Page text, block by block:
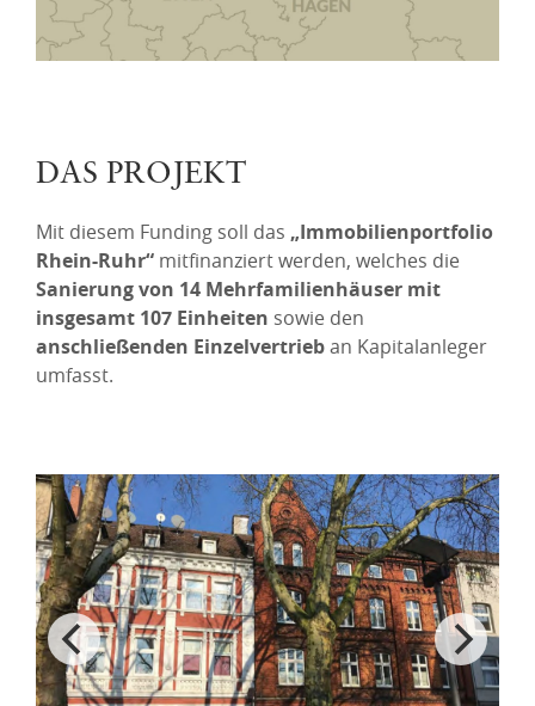
DAS PROJEKT
Mit diesem Funding soll das „Immobilienportfolio
Rhein-Ruhr“ mitfinanziert werden, welches die
Sanierung von 14 Mehrfamilienhäuser mit
insgesamt 107 Einheiten sowie den
anschließenden Einzelvertrieban Kapitalanleger
umfasst.